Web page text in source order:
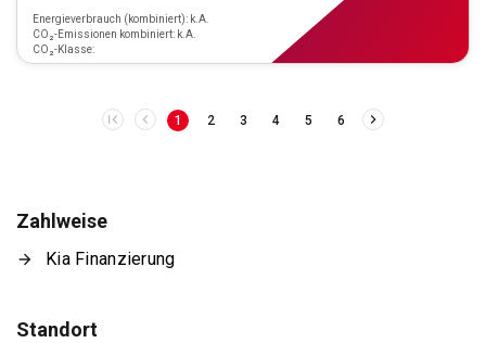
Energieverbrauch (kombiniert): k.A.
CO₂-Emissionen kombiniert: k.A.
CO₂-Klasse:
1 2 3 4 5 6
Zahlweise
Kia Finanzierung
Standort